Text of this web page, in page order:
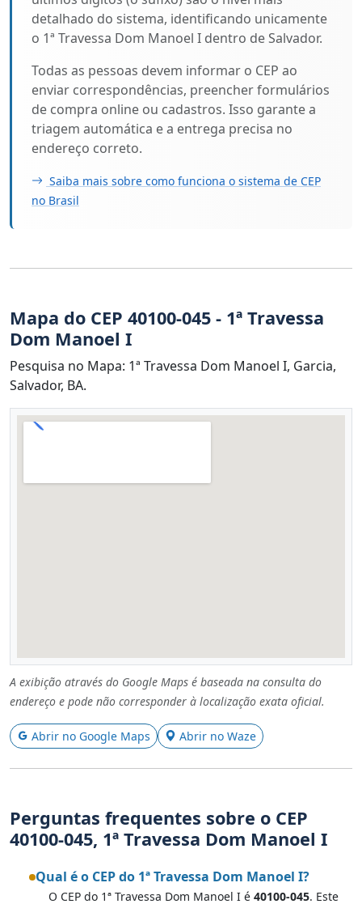
detalhado do sistema, identificando unicamente
o 1ª Travessa Dom Manoel I dentro de Salvador.
Todas as pessoas devem informar o CEP ao
enviar correspondências, preencher formulários
de compra online ou cadastros. Isso garante a
triagem automática e a entrega precisa no
endereço correto.
Saiba mais sobre como funciona o sistema de CEP
no Brasil
Mapa do CEP 40100-045 - 1ª Travessa
Dom Manoel I
Pesquisa no Mapa: 1ª Travessa Dom Manoel I, Garcia,
Salvador, BA.
A exibição através do Google Maps é baseada na consulta do
endereço e pode não corresponder à localização exata oficial.
Abrir no Google Maps Abrir no Waze
Perguntas frequentes sobre o CEP
40100-045, 1ª Travessa Dom Manoel I
Qual é o CEP do 1ª Travessa Dom Manoel I?
O CEP do 1ª Travessa Dom Manoel I é 40100-045. Este